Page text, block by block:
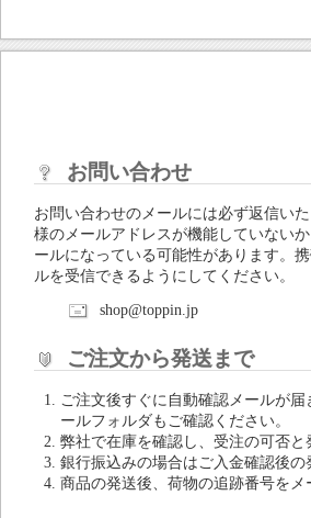
お問い合わせ
お問い合わせのメールには必ず返信い
様のメールアドレスが機能していない
ールになっている可能性があります。
ルを受信できるようにしてください。
shop@toppin.jp
ご注文から発送まで
ご注文後すぐに自動確認メールが
ールフォルダもご確認ください。
弊社で在庫を確認し、受注の可否
銀行振込みの場合はご入金確認後の
商品の発送後、荷物の追跡番号をメ